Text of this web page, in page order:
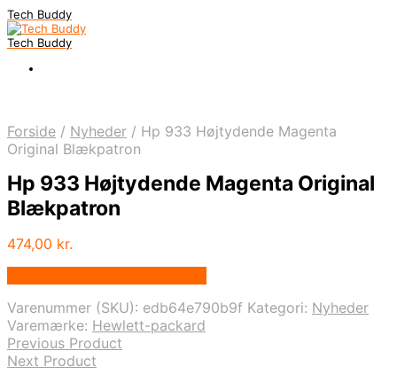
Tech Buddy
Tech Buddy
Forside / Nyheder / Hp 933 Højtydende Magenta
Original Blækpatron
Hp 933 Højtydende Magenta Original
Blækpatron
474,00 kr.
Varenummer (SKU): edb64e790b9f Kategori: Nyheder
Varemærke: Hewlett-packard
Previous Product
Next Product